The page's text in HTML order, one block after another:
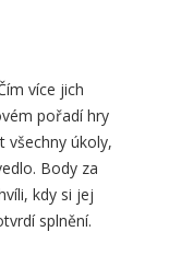
více jich
pořadí hry
všechny úkoly,
Body za
kdy si jej
splnění.